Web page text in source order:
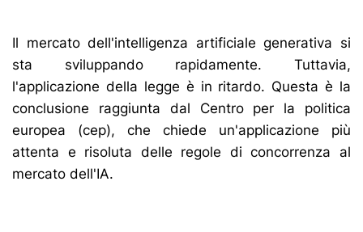
Il mercato dell'intelligenza artificiale generativa si
sta sviluppando rapidamente. Tuttavia,
l'applicazione della legge è in ritardo. Questa è la
conclusione raggiunta dal Centro per la politica
europea (cep), che chiede un'applicazione più
attenta e risoluta delle regole di concorrenza al
mercato dell'IA.